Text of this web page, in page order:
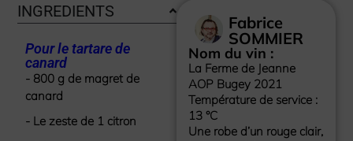
INGREDIENTS
Pour le tartare de
canard
- 800 g de magret de
canard
- Le zeste de 1 citron
Fabrice
SOMMIER
Nom du vin :
La Ferme de Jeanne
AOP Bugey 2021
Température de service :
13 °C
Une robe d’un rouge clair,